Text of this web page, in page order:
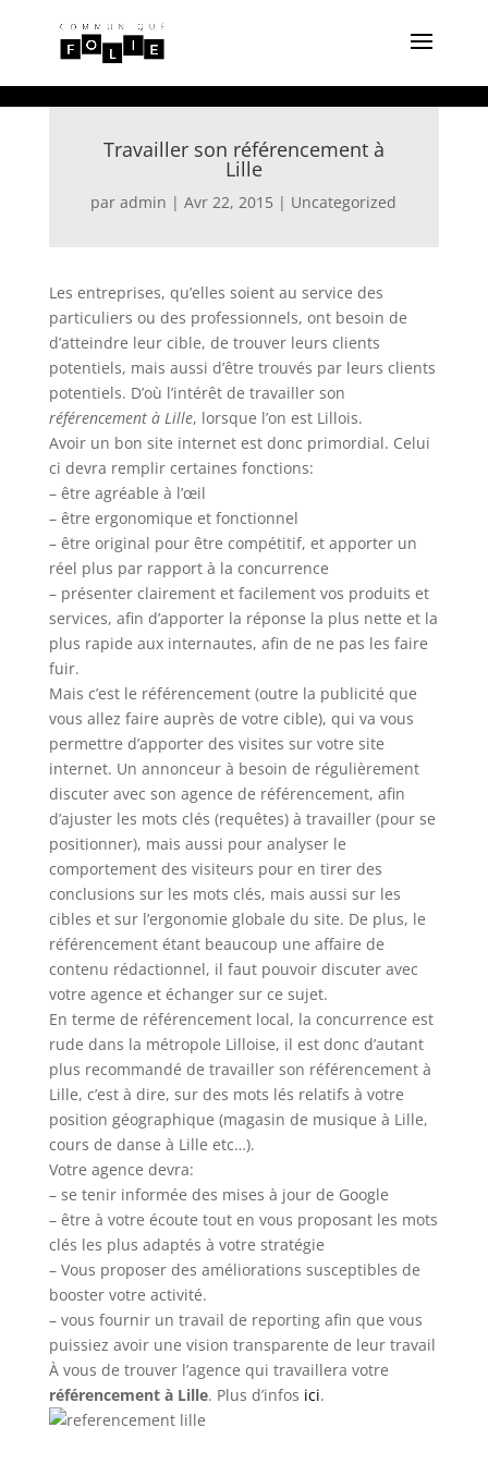
Travailler son référencement à
Lille
paradmin |Avr 22, 2015 | Uncategorized
Les entreprises, qu’elles soient au service des
particuliers ou des professionnels, ont besoin de
d’atteindre leur cible, de trouver leurs clients
potentiels, mais aussi d’être trouvés par leurs clients
potentiels. D’où l’intérêt de travailler son
référencement à Lille, lorsque l’on est Lillois.
Avoir un bon site internet est donc primordial. Celui
ci devra remplir certaines fonctions:
– être agréable à l’œil
– être ergonomique et fonctionnel
– être original pour être compétitif, et apporter un
réel plus par rapport à la concurrence
– présenter clairement et facilement vos produits et
services, afin d’apporter la réponse la plus nette et la
plus rapide aux internautes, afin de ne pas les faire
fuir.
Mais c’est le référencement (outre la publicité que
vous allez faire auprès de votre cible), qui va vous
permettre d’apporter des visites sur votre site
internet. Un annonceur à besoin de régulièrement
discuter avec son agence de référencement, afin
d’ajuster les mots clés (requêtes) à travailler (pour se
positionner), mais aussi pour analyser le
comportement des visiteurs pour en tirer des
conclusions sur les mots clés, mais aussi sur les
cibles et sur l’ergonomie globale du site. De plus, le
référencement étant beaucoup une affaire de
contenu rédactionnel, il faut pouvoir discuter avec
votre agence et échanger sur ce sujet.
En terme de référencement local, la concurrence est
rude dans la métropole Lilloise, il est donc d’autant
plus recommandé de travailler son référencement à
Lille, c’est à dire, sur des mots lés relatifs à votre
position géographique (magasin de musique à Lille,
cours de danse à Lille etc…).
Votre agence devra:
– se tenir informée des mises à jour de Google
– être à votre écoute tout en vous proposant les mots
clés les plus adaptés à votre stratégie
– Vous proposer des améliorations susceptibles de
booster votre activité.
– vous fournir un travail de reporting afin que vous
puissiez avoir une vision transparente de leur travail
À vous de trouver l’agence qui travaillera votre
référencement à Lille. Plus d’infos ici.